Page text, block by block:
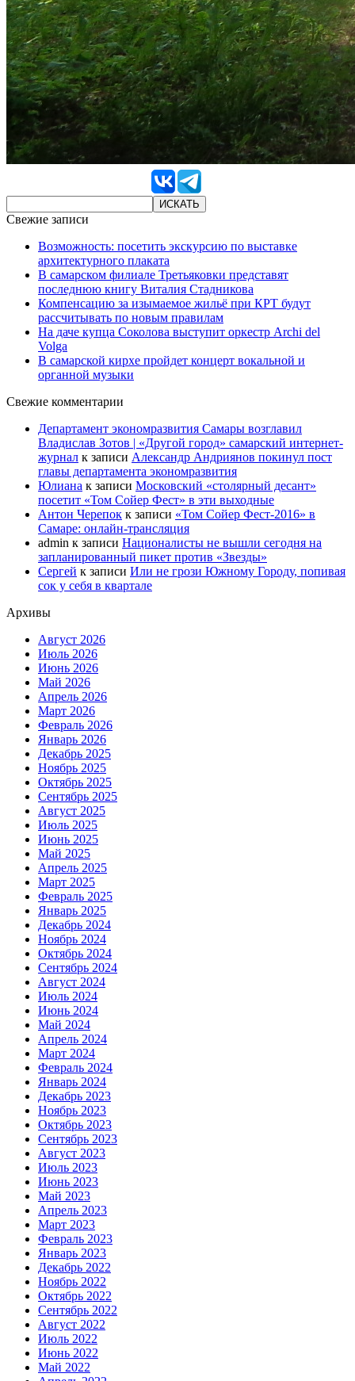
Свежие записи
Возможность: посетить экскурсию по выставке
архитектурного плаката
В самарском филиале Третьяковки представят
последнюю книгу Виталия Стадникова
Компенсацию за изымаемое жильё при КРТ будут
рассчитывать по новым правилам
На даче купца Соколова выступит оркестр Archi del
Volga
В самарской кирхе пройдет концерт вокальной и
органной музыки
Свежие комментарии
Департамент экономразвития Самары возглавил
Владислав Зотов | «Другой город» самарский интернет-
журнал к записи Александр Андриянов покинул пост
главы департамента экономразвития
Юлиана к записи Московский «столярный десант»
посетит «Том Сойер Фест» в эти выходные
Антон Черепок к записи «Том Сойер Фест-2016» в
Самаре: онлайн-трансляция
admin к записи Националисты не вышли сегодня на
запланированный пикет против «Звезды»
Сергей к записи Или не грози Южному Городу, попивая
сок у себя в квартале
Архивы
Август 2026
Июль 2026
Июнь 2026
Май 2026
Апрель 2026
Март 2026
Февраль 2026
Январь 2026
Декабрь 2025
Ноябрь 2025
Октябрь 2025
Сентябрь 2025
Август 2025
Июль 2025
Июнь 2025
Май 2025
Апрель 2025
Март 2025
Февраль 2025
Январь 2025
Декабрь 2024
Ноябрь 2024
Октябрь 2024
Сентябрь 2024
Август 2024
Июль 2024
Июнь 2024
Май 2024
Апрель 2024
Март 2024
Февраль 2024
Январь 2024
Декабрь 2023
Ноябрь 2023
Октябрь 2023
Сентябрь 2023
Август 2023
Июль 2023
Июнь 2023
Май 2023
Апрель 2023
Март 2023
Февраль 2023
Январь 2023
Декабрь 2022
Ноябрь 2022
Октябрь 2022
Сентябрь 2022
Август 2022
Июль 2022
Июнь 2022
Май 2022